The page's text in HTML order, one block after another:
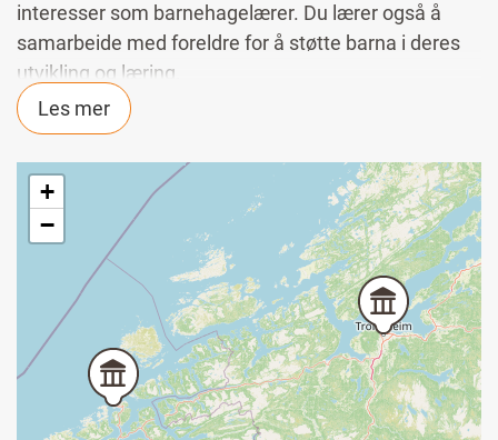
interesser som barnehagelærer. Du lærer også å
samarbeide med foreldre for å støtte barna i deres
utvikling og læring.
Om studiet
utvikling og lek og hvordan du kan skape en god
arena for danning, omsorg, lek og læring.
Undervisningen er variert og foregår i klasser.
Praksis
Hvert studieår inneholder flere uker med praksis, til
sammen 100 dager.
Internasjonal praksis
Les mer
+
−